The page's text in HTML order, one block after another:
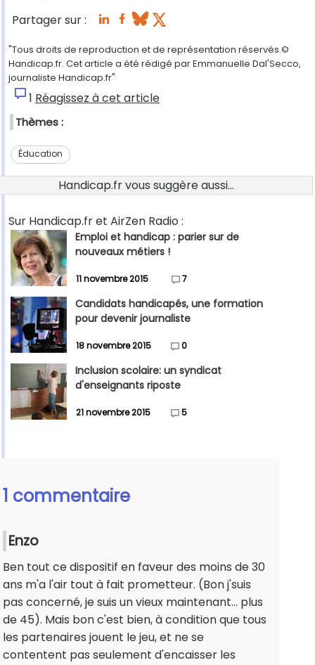
Partager sur :
"Tous droits de reproduction et de représentation réservés.©
Handicap.fr. Cet article a été rédigé par Emmanuelle Dal'Secco,
journaliste Handicap.fr"
1 Réagissez à cet article
Thèmes :
Éducation
Handicap.fr vous suggère aussi...
Sur Handicap.fr et AirZen Radio :
Emploi et handicap : parier sur de
nouveaux métiers !
11 novembre 2015 7
Candidats handicapés, une formation
pour devenir journaliste
18 novembre 2015 0
Inclusion scolaire: un syndicat
d'enseignants riposte
21 novembre 2015 5
1 commentaire
Enzo
Ben tout ce dispositif en faveur des moins de 30
ans m'a l'air tout à fait prometteur. (Bon j'suis
pas concerné, je suis un vieux maintenant... plus
de 45). Mais bon c'est bien, à condition que tous
les partenaires jouent le jeu, et ne se
contentent pas seulement d'encaisser les